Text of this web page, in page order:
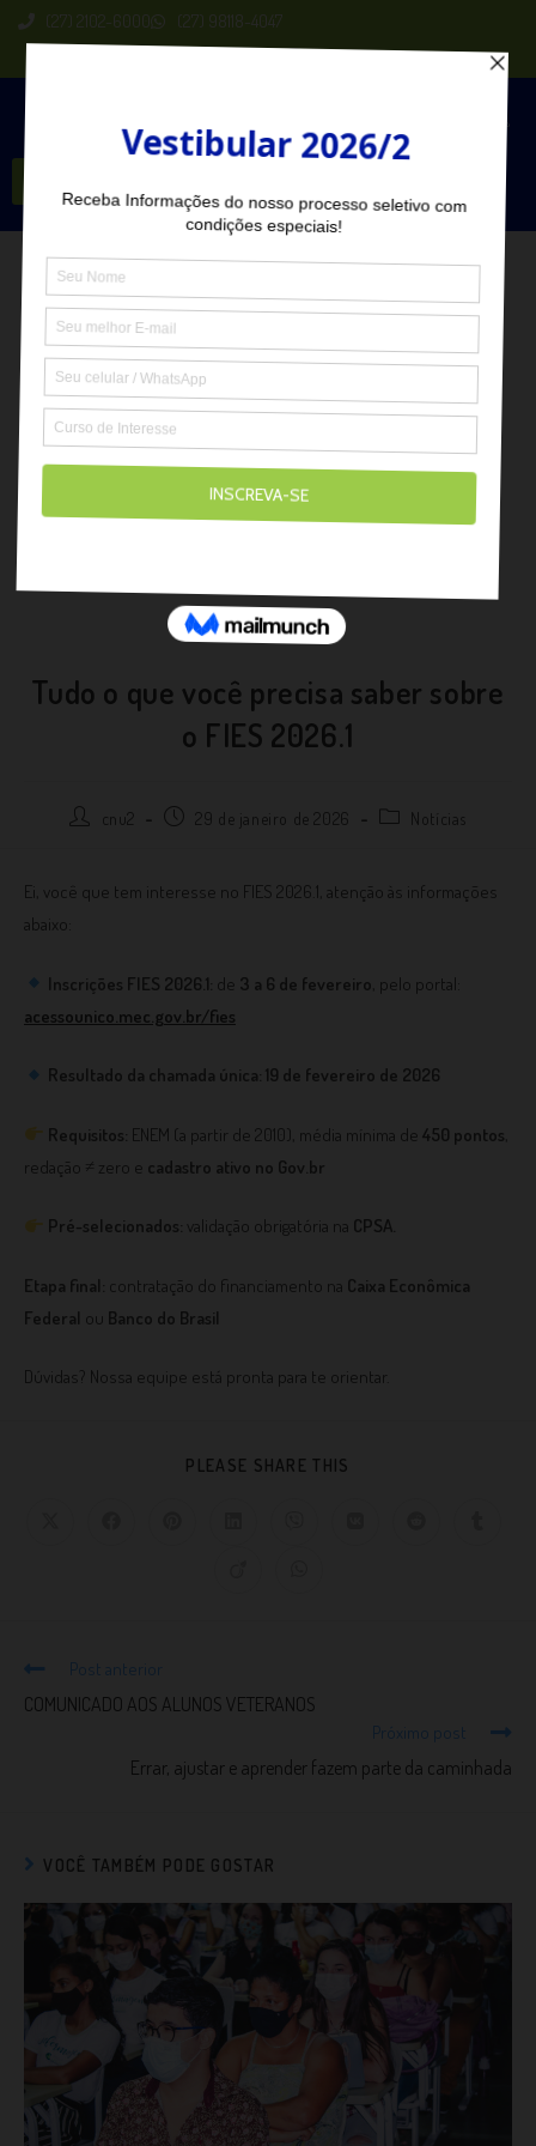
(27) 2102-6000 (27) 98118-4047
Tudo o que você precisa saber sobre
o FIES 2026.1
cnu2 29 de janeiro de 2026 Notícias
Ei, você que tem interesse no FIES 2026.1, atenção às informações
abaixo:
Inscrições FIES 2026.1: de 3 a 6 de fevereiro , pelo portal:
acessounico.mec.gov.br/fies
Resultado da chamada única: 19 de fevereiro de 2026
Requisitos: ENEM (a partir de 2010), média mínima de450 pontos
redação ≠ zero e cadastro ativo no Gov.br
Pré-selecionados: validação obrigatória na CPSA.
Etapa final: contratação do financiamento na Caixa Econômica
Federal ou Banco do Brasil
Dúvidas? Nossa equipe está pronta para te orientar.
PLEASE SHARE THIS
Post anterior
COMUNICADO AOS ALUNOS VETERANOS
Próximo post
Errar, ajustar e aprender fazem parte da caminhada
VOCÊ TAMBÉM PODE GOSTAR